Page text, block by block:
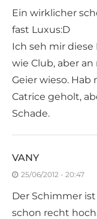
Ein wirklicher
fast Luxus:D
Ich seh mir
wie Club, aber
Geier wieso. Hab
Catrice geholt,
Schade.
VANY
25/06/2012 - 20:47
Der Schimmer
schon recht